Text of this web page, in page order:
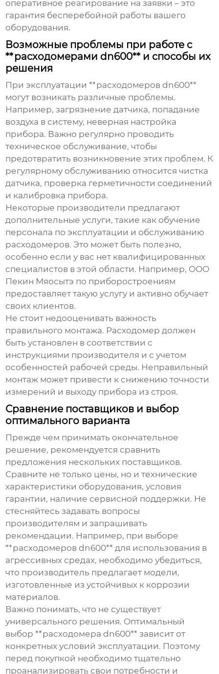
оперативное реагирование на заявки – это
гарантия бесперебойной работы вашего
оборудования.
Возможные проблемы при работе с
**расходомерами dn600** и способы их
решения
При эксплуатации **расходомеров dn600**
могут возникать различные проблемы.
Например, загрязнение датчика, попадание
воздуха в систему, неверная настройка
прибора. Важно регулярно проводить
техническое обслуживание, чтобы
предотвратить возникновение этих проблем. К
регулярному обслуживанию относится чистка
датчика, проверка герметичности соединений
и калибровка прибора.
Некоторые производители предлагают
дополнительные услуги, такие как обучение
персонала по эксплуатации и обслуживанию
расходомеров. Это может быть полезно,
особенно если у вас нет квалифицированных
специалистов в этой области. Например, ООО
Пекин Мяосытэ по приборостроениям
предоставляет такую услугу и активно обучает
своих клиентов.
Не стоит недооценивать важность
правильного монтажа. Расходомер должен
быть установлен в соответствии с
инструкциями производителя и с учетом
особенностей рабочей среды. Неправильный
монтаж может привести к снижению точности
измерений и выходу прибора из строя.
Сравнение поставщиков и выбор
оптимального варианта
Прежде чем принимать окончательное
решение, рекомендуется сравнить
предложения нескольких поставщиков.
Сравните не только цены, но и технические
характеристики оборудования, условия
гарантии, наличие сервисной поддержки. Не
стесняйтесь задавать вопросы
производителям и запрашивать
рекомендации. Например, при выборе
**расходомеров dn600** для использования в
агрессивных средах, необходимо убедиться,
что производитель предлагает модели,
изготовленные из устойчивых к коррозии
материалов.
Важно понимать, что не существует
универсального решения. Оптимальный
выбор **расходомера dn600** зависит от
конкретных условий эксплуатации. Поэтому
перед покупкой необходимо тщательно
проанализировать свои потребности и